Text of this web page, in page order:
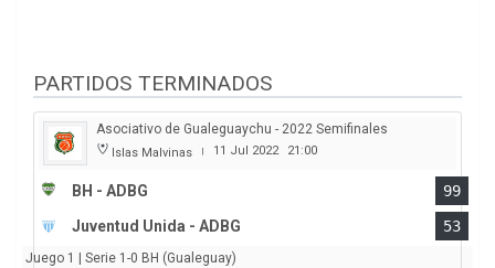
PARTIDOS TERMINADOS
Asociativo de Gualeguaychu - 2022 Semifinales
Islas Malvinas | 11 Jul 2022 21:00
BH - ADBG
99
Juventud Unida - ADBG
53
Juego 1 | Serie 1-0 BH (Gualeguay)